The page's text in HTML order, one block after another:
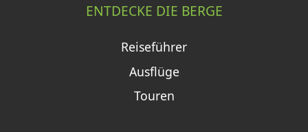
ENTDECKE DIE BERGE
Reiseführer
Ausflüge
Touren